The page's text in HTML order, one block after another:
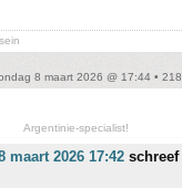
8 maart 2026 @ 17:44 • 218
Argentinie-specialist!
maart 2026 17:42 schreef